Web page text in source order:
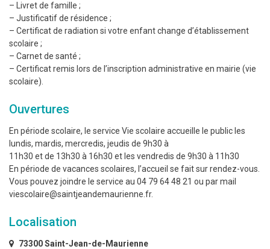
– Livret de famille ;
– Justificatif de résidence ;
– Certificat de radiation si votre enfant change d’établissement
scolaire ;
– Carnet de santé ;
– Certificat remis lors de l’inscription administrative en mairie (vie
scolaire).
Ouvertures
En période scolaire, le service Vie scolaire accueille le public les
lundis, mardis, mercredis, jeudis de 9h30 à
11h30 et de 13h30 à 16h30 et les vendredis de 9h30 à 11h30
En période de vacances scolaires, l’accueil se fait sur rendez-vous.
Vous pouvez joindre le service au 04 79 64 48 21 ou par mail
viescolaire@saintjeandemaurienne.fr.
Localisation
73300 Saint-Jean-de-Maurienne